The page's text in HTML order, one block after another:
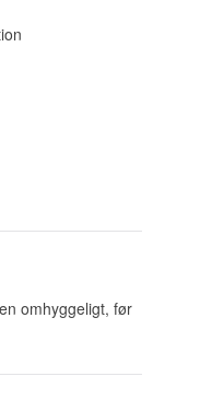
omhyggeligt, før